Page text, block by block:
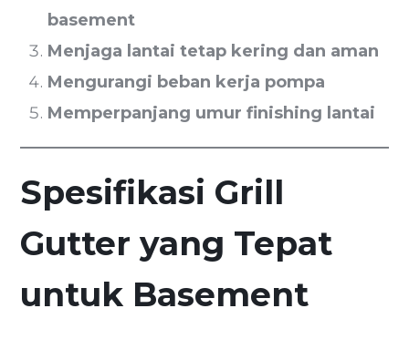
basement
Menjaga lantai tetap kering dan aman
Mengurangi beban kerja pompa
Memperpanjang umur finishing lantai
Spesifikasi Grill
Gutter yang Tepat
untuk Basement